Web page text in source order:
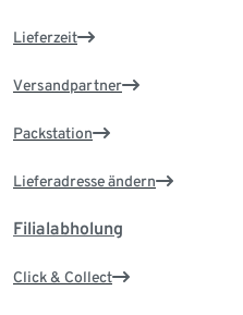
Lieferzeit
Versandpartner
Packstation
Lieferadresse ändern
Filialabholung
Click & Collect